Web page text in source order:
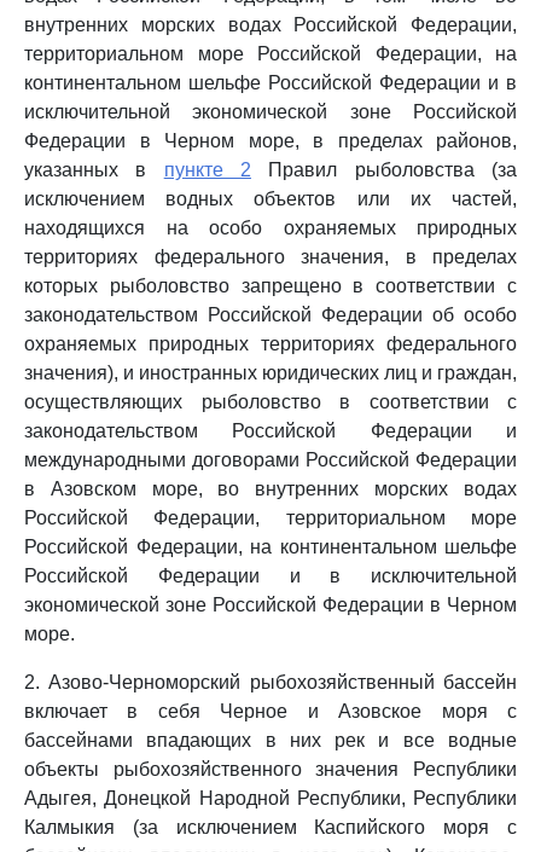
внутренних морских водах Российской Федерации,
территориальном море Российской Федерации, на
континентальном шельфе Российской Федерации и в
исключительной экономической зоне Российской
Федерации в Черном море, в пределах районов,
указанных в пункте 2 Правил рыболовства (за
исключением водных объектов или их частей,
находящихся на особо охраняемых природных
территориях федерального значения, в пределах
которых рыболовство запрещено в соответствии с
законодательством Российской Федерации об особо
охраняемых природных территориях федерального
значения), и иностранных юридических лиц и граждан,
осуществляющих рыболовство в соответствии с
законодательством Российской Федерации и
международными договорами Российской Федерации
в Азовском море, во внутренних морских водах
Российской Федерации, территориальном море
Российской Федерации, на континентальном шельфе
Российской Федерации и в исключительной
экономической зоне Российской Федерации в Черном
море.
2. Азово-Черноморский рыбохозяйственный бассейн
включает в себя Черное и Азовское моря с
бассейнами впадающих в них рек и все водные
объекты рыбохозяйственного значения Республики
Адыгея, Донецкой Народной Республики, Республики
Калмыкия (за исключением Каспийского моря с